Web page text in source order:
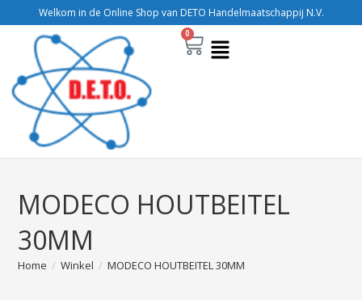
Welkom in de Online Shop van DETO Handelmaatschappij N.V.
0
MODECO HOUTBEITEL
30MM
Home / Winkel / MODECO HOUTBEITEL 30MM